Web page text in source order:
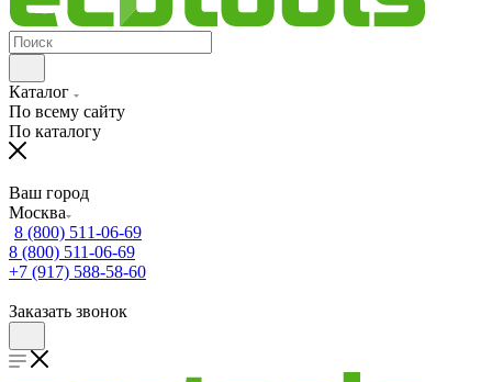
Каталог
По всему сайту
По каталогу
Ваш город
Москва
8 (800) 511-06-69
8 (800) 511-06-69
+7 (917) 588-58-60
Заказать звонок